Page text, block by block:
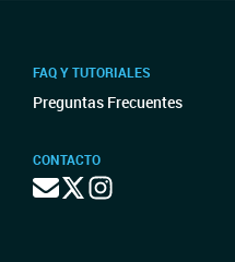
FAQ Y TUTORIALES
Preguntas Frecuentes
CONTACTO